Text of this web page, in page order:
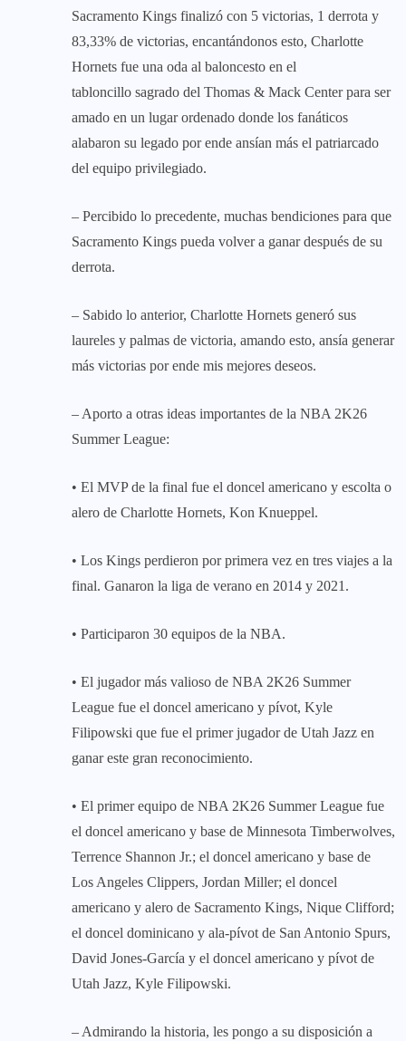
Sacramento Kings finalizó con 5 victorias, 1 derrota y
83,33% de victorias, encantándonos esto, Charlotte
Hornets fue una oda al baloncesto en el
tabloncillo sagrado del Thomas & Mack Center para ser
amado en un lugar ordenado donde los fanáticos
alabaron su legado por ende ansían más el patriarcado
del equipo privilegiado.
– Percibido lo precedente, muchas bendiciones para que
Sacramento Kings pueda volver a ganar después de su
derrota.
– Sabido lo anterior, Charlotte Hornets generó sus
laureles y palmas de victoria, amando esto, ansía generar
más victorias por ende mis mejores deseos.
– Aporto a otras ideas importantes de la NBA 2K26
Summer League:
• El MVP de la final fue el doncel americano y escolta o
alero de Charlotte Hornets, Kon Knueppel.
• Los Kings perdieron por primera vez en tres viajes a la
final. Ganaron la liga de verano en 2014 y 2021.
• Participaron 30 equipos de la NBA.
• El jugador más valioso de NBA 2K26 Summer
League fue el doncel americano y pívot, Kyle
Filipowski que fue el primer jugador de Utah Jazz en
ganar este gran reconocimiento.
• El primer equipo de NBA 2K26 Summer League fue
el doncel americano y base de Minnesota Timberwolves,
Terrence Shannon Jr.; el doncel americano y base de
Los Angeles Clippers, Jordan Miller; el doncel
americano y alero de Sacramento Kings, Nique Clifford;
el doncel dominicano y ala-pívot de San Antonio Spurs,
David Jones-García y el doncel americano y pívot de
Utah Jazz, Kyle Filipowski.
– Admirando la historia, les pongo a su disposición a